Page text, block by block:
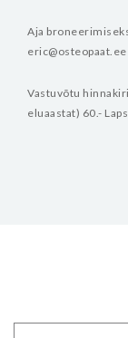
Aja
eric@osteopaat.ee
Vastuvõtu
eluaastat) 60.-